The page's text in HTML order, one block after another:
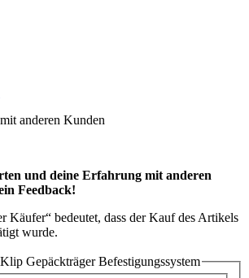
anderen Kunden
und deine Erfahrung mit anderen
Feedback!
Käufer“ bedeutet, dass der Kauf des Artikels
wurde.
Gepäckträger Befestigungssystem